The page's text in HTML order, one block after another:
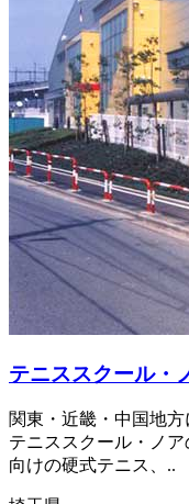
テニススクール・
関東・近畿・中国地方
テニススクール・ノ
向けの硬式テニス、..